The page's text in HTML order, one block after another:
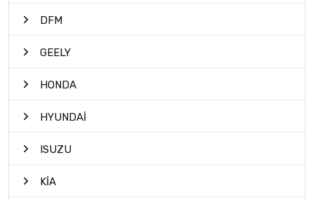
DFM
GEELY
HONDA
HYUNDAİ
ISUZU
KİA